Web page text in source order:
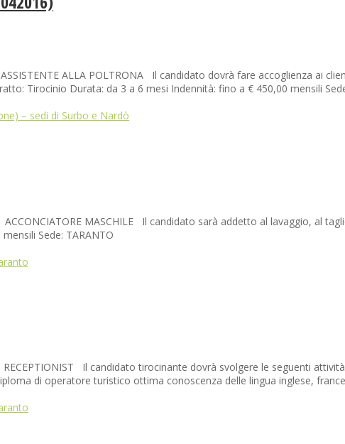
ALLA POLTRONA Il candidato dovrà fare accoglienza ai
Tirocinio Durata: da 3 a 6 mesi Indennità: fino a € 450,00 mensili
– sedi di Surbo e Nardò
ACCONCIATORE MASCHILE Il candidato sarà addetto al lavaggio, al
Sede: TARANTO
RECEPTIONIST Il candidato tirocinante dovrà svolgere le seguenti
di operatore turistico ottima conoscenza delle lingua inglese,